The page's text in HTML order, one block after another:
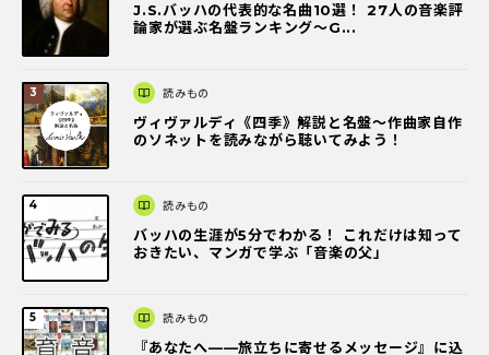
J.S.バッハの代表的な名曲10選！ 27人の音楽評
論家が選ぶ名盤ランキング〜G...
読みもの
ヴィヴァルディ《四季》解説と名盤～作曲家自作
のソネットを読みながら聴いてみよう！
読みもの
バッハの生涯が5分でわかる！ これだけは知って
おきたい、マンガで学ぶ「音楽の父」
読みもの
『あなたへ――旅立ちに寄せるメッセージ』に込